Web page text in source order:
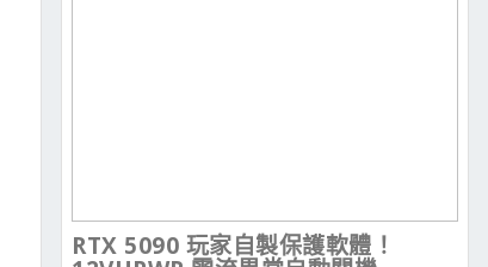
RTX 5090 玩家自製保護軟體！